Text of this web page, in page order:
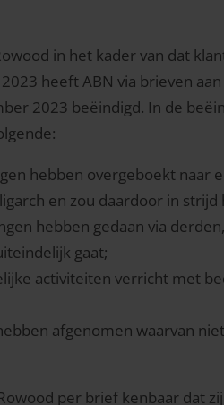
in het kader van dat
heeft ABN via brieven
2023 beëindigd. In de
hebben overgeboekt naar
en zou daardoor in
hebben gedaan via
gaat;
activiteiten verricht met
afgenomen waarvan
per brief kenbaar dat